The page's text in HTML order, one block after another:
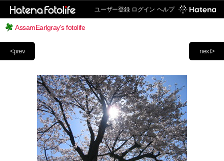
ユーザー登録 ログイン ヘルプ
AssamEarlgray's fotolife
next>
<prev